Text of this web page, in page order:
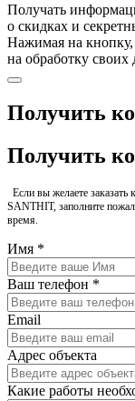
Получать
о скидках и
Нажимая на кнопку,
на обработку
Получить
Получить
Если вы желаете заказать
SANTHIT, заполните
время.
Имя *
Ваш телефон *
Email
Адрес объекта
Какие работы